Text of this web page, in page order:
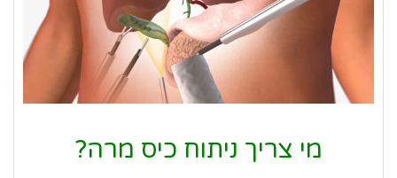
מי צריך ניתוח כיס מרה?